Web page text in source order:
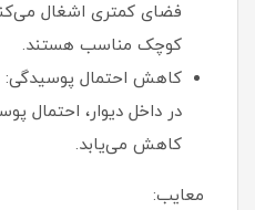
فضای کمتری اشغال
کوچک مناسب هستند.
کاهش احتمال پوسیدگی:
در داخل دیوار، احتمال
کاهش می‌یابد.
معایب: